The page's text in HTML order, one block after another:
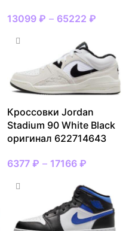
13099 ₽ – 65222 ₽
Кроссовки Jordan
Stadium 90 White Black
оригинал 622714643
6377 ₽ – 17166 ₽